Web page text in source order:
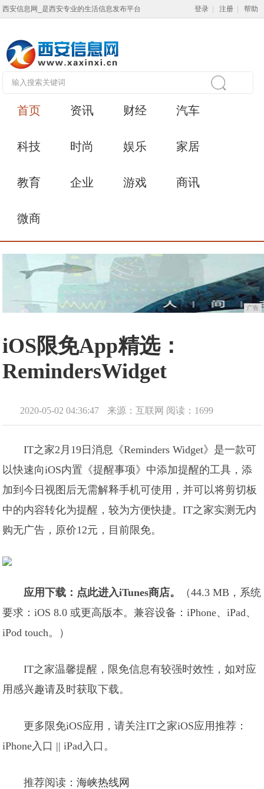
西安信息网_是西安专业的生活信息发布平台 登录 注册 帮助
首页 资讯 财经 汽车
科技 时尚 娱乐 家居
教育 企业 游戏 商讯
微商
广告
iOS限免App精选：
RemindersWidget
2020-05-02 04:36:47 来源：互联网 阅读：1699
IT之家2月19日消息《Reminders Widget》是一款可
以快速向iOS内置《提醒事项》中添加提醒的工具，添
加到今日视图后无需解释手机可使用，并可以将剪切板
中的内容转化为提醒，较为方便快捷。IT之家实测无内
购无广告，原价12元，目前限免。
应用下载： 点此进入iTunes商店。
（44.3 MB，系统
要求：iOS 8.0 或更高版本。兼容设备：iPhone、iPad、
iPod touch。）
IT之家温馨提醒，限免信息有较强时效性，如对应
用感兴趣请及时获取下载。
更多限免iOS应用，请关注IT之家iOS应用推荐：
iPhone入口 || iPad入口。
推荐阅读：海峡热线网